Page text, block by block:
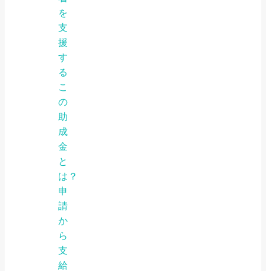
を
支
援
す
る
こ
の
助
成
金
と
は？
申
請
か
ら
支
給